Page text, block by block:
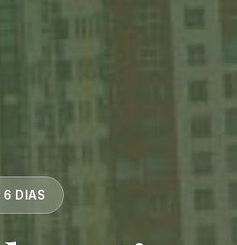
6 DIAS